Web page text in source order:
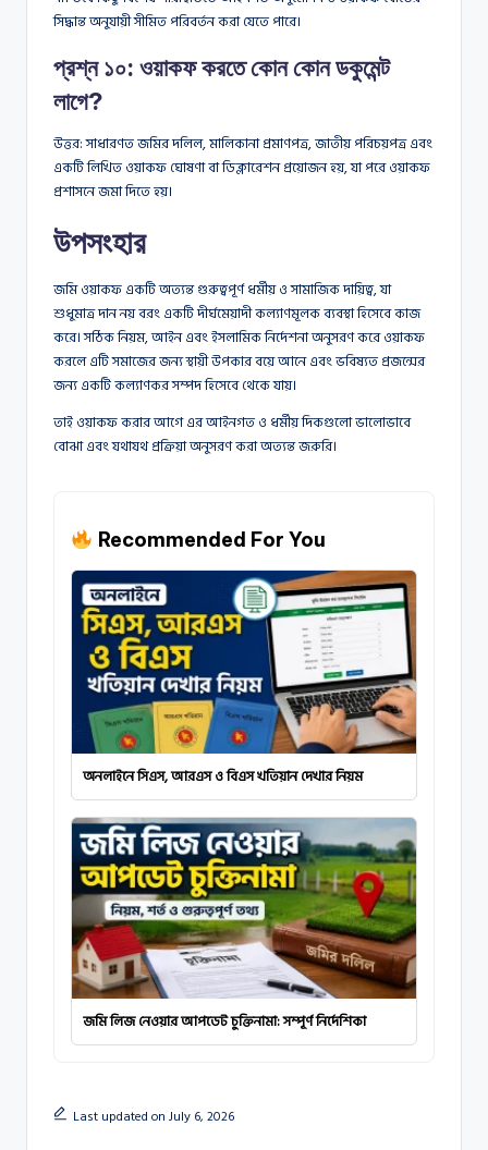
সিদ্ধান্ত অনুযায়ী সীমিত পরিবর্তন করা যেতে পারে।
প্রশ্ন ১০: ওয়াকফ করতে কোন কোন ডকুমেন্ট
লাগে?
উত্তর: সাধারণত জমির দলিল, মালিকানা প্রমাণপত্র, জাতীয় পরিচয়পত্র এবং
একটি লিখিত ওয়াকফ ঘোষণা বা ডিক্লারেশন প্রয়োজন হয়, যা পরে ওয়াকফ
প্রশাসনে জমা দিতে হয়।
উপসংহার
জমি ওয়াকফ একটি অত্যন্ত গুরুত্বপূর্ণ ধর্মীয় ও সামাজিক দায়িত্ব, যা
শুধুমাত্র দান নয় বরং একটি দীর্ঘমেয়াদী কল্যাণমূলক ব্যবস্থা হিসেবে কাজ
করে। সঠিক নিয়ম, আইন এবং ইসলামিক নির্দেশনা অনুসরণ করে ওয়াকফ
করলে এটি সমাজের জন্য স্থায়ী উপকার বয়ে আনে এবং ভবিষ্যত প্রজন্মের
জন্য একটি কল্যাণকর সম্পদ হিসেবে থেকে যায়।
তাই ওয়াকফ করার আগে এর আইনগত ও ধর্মীয় দিকগুলো ভালোভাবে
বোঝা এবং যথাযথ প্রক্রিয়া অনুসরণ করা অত্যন্ত জরুরি।
Recommended For You
অনলাইনে সিএস, আরএস ও বিএস খতিয়ান দেখার নিয়ম
জমি লিজ নেওয়ার আপডেট চুক্তিনামা: সম্পূর্ণ নির্দেশিকা
Last updated on July 6, 2026